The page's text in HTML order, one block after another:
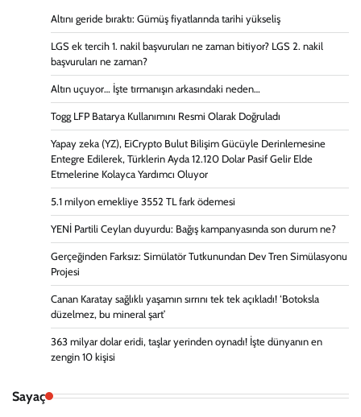
Altını geride bıraktı: Gümüş fiyatlarında tarihi yükseliş
LGS ek tercih 1. nakil başvuruları ne zaman bitiyor? LGS 2. nakil
başvuruları ne zaman?
Altın uçuyor… İşte tırmanışın arkasındaki neden…
Togg LFP Batarya Kullanımını Resmi Olarak Doğruladı
Yapay zeka (YZ), EiCrypto Bulut Bilişim Gücüyle Derinlemesine
Entegre Edilerek, Türklerin Ayda 12.120 Dolar Pasif Gelir Elde
Etmelerine Kolayca Yardımcı Oluyor
5.1 milyon emekliye 3552 TL fark ödemesi
YENİ Partili Ceylan duyurdu: Bağış kampanyasında son durum ne?
Gerçeğinden Farksız: Simülatör Tutkunundan Dev Tren Simülasyonu
Projesi
Canan Karatay sağlıklı yaşamın sırrını tek tek açıkladı! ‘Botoksla
düzelmez, bu mineral şart’
363 milyar dolar eridi, taşlar yerinden oynadı! İşte dünyanın en
zengin 10 kişisi
Sayaç